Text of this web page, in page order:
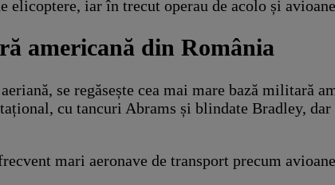
elicoptere, iar în trecut operau de acolo și
americană din România
se regăsește cea mai mare bază militară
cu tancuri Abrams și blindate Bradley,
mari aeronave de transport precum